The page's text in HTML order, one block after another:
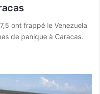
ont frappé le Venezuela
de panique à Caracas.